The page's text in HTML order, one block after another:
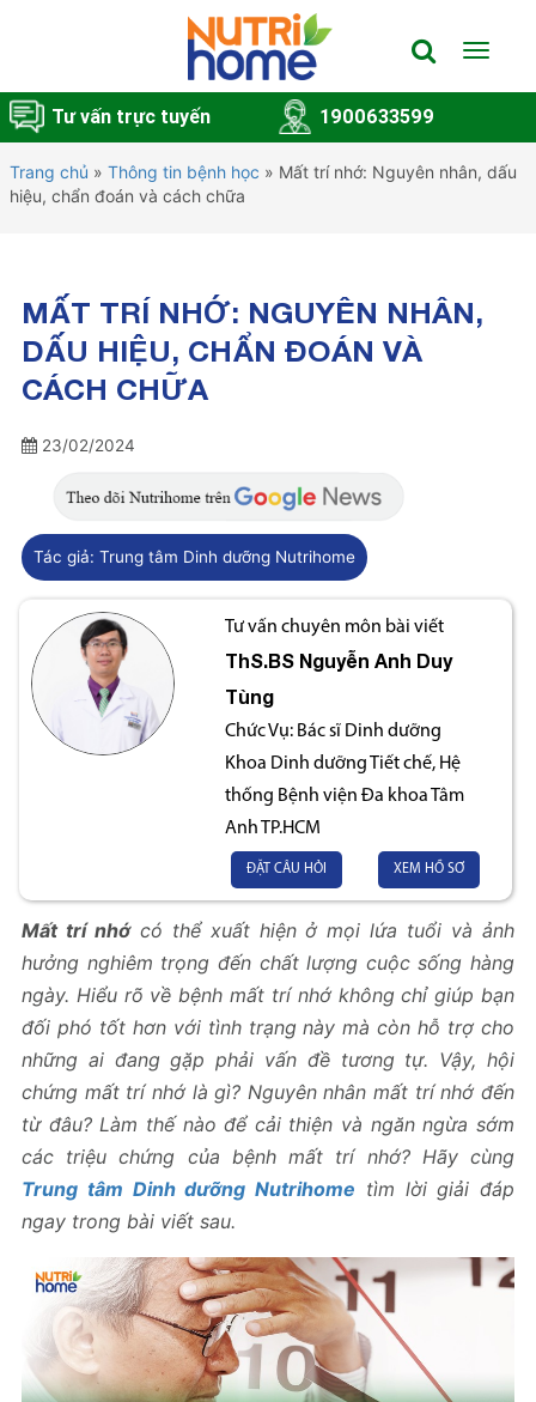
Toggle
Tư vấn trực tuyến 1900633599
Trang chủ » Thông tin bệnh học » Mất trí nhớ: Nguyên nhân, dấu
hiệu, chẩn đoán và cách chữa
MẤT TRÍ NHỚ: NGUYÊN NHÂN,
DẤU HIỆU, CHẨN ĐOÁN VÀ
CÁCH CHỮA
23/02/2024
Tác giả: Trung tâm Dinh dưỡng Nutrihome
Tư vấn chuyên môn bài viết
ThS.BS Nguyễn Anh Duy
Tùng
Chức Vụ: Bác sĩ Dinh dưỡng
Khoa Dinh dưỡng Tiết chế, Hệ
thống Bệnh viện Đa khoa Tâm
Anh TP.HCM
ĐẶT CÂU HỎI XEM HỒ SƠ
Mất trí nhớcó thể xuất hiện ở mọi lứa tuổi và ảnh
hưởng nghiêm trọng đến chất lượng cuộc sống hàng
ngày. Hiểu rõ về bệnh mất trí nhớ không chỉ giúp bạn
đối phó tốt hơn với tình trạng này mà còn hỗ trợ cho
những ai đang gặp phải vấn đề tương tự. Vậy, hội
chứng mất trí nhớ là gì? Nguyên nhân mất trí nhớ đến
từ đâu? Làm thế nào để cải thiện và ngăn ngừa sớm
các triệu chứng của bệnh mất trí nhớ? Hãy cùng
Trung tâm Dinh dưỡng Nutrihome tìm lời giải đáp
ngay trong bài viết sau.